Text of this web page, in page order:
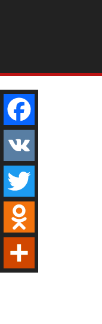
Facebook
VK
Twitter
Odnoklassniki